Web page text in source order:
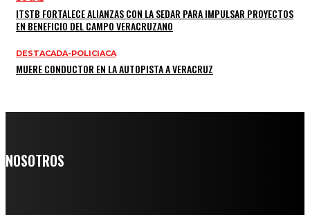
ITSTB FORTALECE ALIANZAS CON LA SEDAR PARA IMPULSAR PROYECTOS
EN BENEFICIO DEL CAMPO VERACRUZANO
DESTACADA-POLICIACA
MUERE CONDUCTOR EN LA AUTOPISTA A VERACRUZ
NOSOTROS